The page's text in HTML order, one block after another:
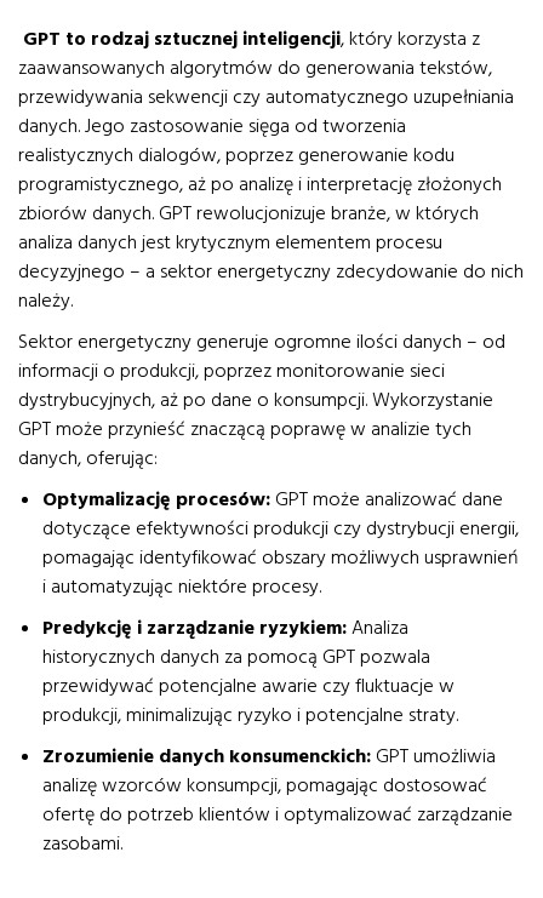
GPT to rodzaj sztucznej inteligencji, który korzysta z
zaawansowanych algorytmów do generowania tekstów,
przewidywania sekwencji czy automatycznego uzupełniania
danych. Jego zastosowanie sięga od tworzenia
realistycznych dialogów, poprzez generowanie kodu
programistycznego, aż po analizę i interpretację złożonych
zbiorów danych. GPT rewolucjonizuje branże, w których
analiza danych jest krytycznym elementem procesu
decyzyjnego – a sektor energetyczny zdecydowanie do nich
należy.
Sektor energetyczny generuje ogromne ilości danych – od
informacji o produkcji, poprzez monitorowanie sieci
dystrybucyjnych, aż po dane o konsumpcji. Wykorzystanie
GPT może przynieść znaczącą poprawę w analizie tych
danych, oferując:
Optymalizację procesów: GPT może analizować dane
dotyczące efektywności produkcji czy dystrybucji energii,
pomagając identyfikować obszary możliwych usprawnień
i automatyzując niektóre procesy.
Predykcję i zarządzanie ryzykiem:Analiza
historycznych danych za pomocą GPT pozwala
przewidywać potencjalne awarie czy fluktuacje w
produkcji, minimalizując ryzyko i potencjalne straty.
Zrozumienie danych konsumenckich: GPT umożliwia
analizę wzorców konsumpcji, pomagając dostosować
ofertę do potrzeb klientów i optymalizować zarządzanie
zasobami.